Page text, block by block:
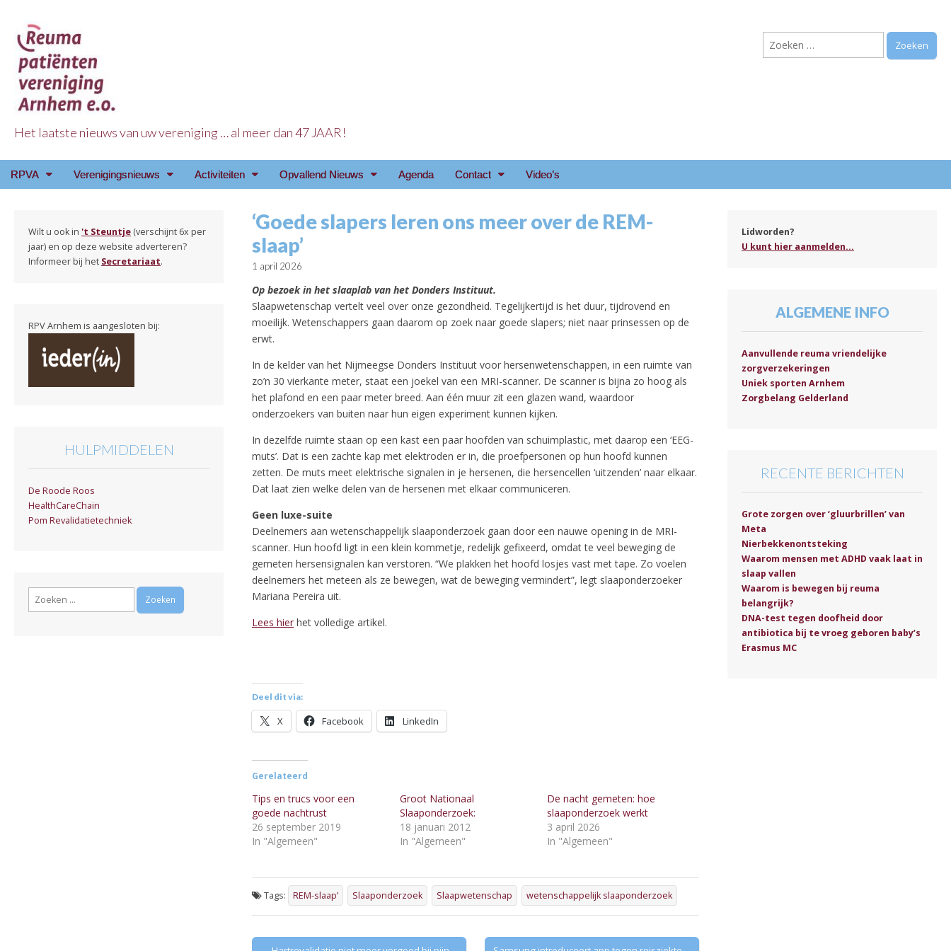
Reuma Patienten Vereniging Arnhem e.o.
Het laatste nieuws van uw vereniging … al meer dan 47 JAAR!
Zoeken
naar:
Main
Skip
RPVA Verenigingsnieuws Activiteiten Opvallend Nieuws Agenda Contact Video’s
‘Goede slapers leren ons meer over de REM-
slaap’
1 april 2026
Op bezoek in het slaaplab van het Donders Instituut.
Slaapwetenschap vertelt veel over onze gezondheid. Tegelijkertijd is het duur, tijdrovend en
moeilijk. Wetenschappers gaan daarom op zoek naar goede slapers; niet naar prinsessen op de
erwt.
In de kelder van het Nijmeegse Donders Instituut voor hersenwetenschappen, in een ruimte van
zo’n 30 vierkante meter, staat een joekel van een MRI-scanner. De scanner is bijna zo hoog als
het plafond en een paar meter breed. Aan één muur zit een glazen wand, waardoor
onderzoekers van buiten naar hun eigen experiment kunnen kijken.
In dezelfde ruimte staan op een kast een paar hoofden van schuimplastic, met daarop een ‘EEG-
muts’. Dat is een zachte kap met elektroden er in, die proefpersonen op hun hoofd kunnen
zetten. De muts meet elektrische signalen in je hersenen, die hersencellen ‘uitzenden’ naar elkaar.
Dat laat zien welke delen van de hersenen met elkaar communiceren.
Geen luxe-suite
Deelnemers aan wetenschappelijk slaaponderzoek gaan door een nauwe opening in de MRI-
scanner. Hun hoofd ligt in een klein kommetje, redelijk gefixeerd, omdat te veel beweging de
gemeten hersensignalen kan verstoren. “We plakken het hoofd losjes vast met tape. Zo voelen
deelnemers het meteen als ze bewegen, wat de beweging vermindert”, legt slaaponderzoeker
Mariana Pereira uit.
Lees hier het volledige artikel.
Deel dit via:
X Facebook LinkedIn
Gerelateerd
Tips en trucs voor een
goede nachtrust
26 september 2019
In "Algemeen"
Groot Nationaal
Slaaponderzoek:
18 januari 2012
In "Algemeen"
De nacht gemeten: hoe
slaaponderzoek werkt
3 april 2026
In "Algemeen"
Tags: REM-slaap’ Slaaponderzoek Slaapwetenschap wetenschappelijk slaaponderzoek
Post
Wilt u ook in 't Steuntje (verschijnt 6x per
jaar) en op deze website adverteren?
Informeer bij het Secretariaat.
RPV Arnhem is aangesloten bij:
HULPMIDDELEN
De Roode Roos
HealthCareChain
Pom Revalidatietechniek
Zoeken
Lidworden?
U kunt hier aanmelden...
ALGEMENE INFO
Aanvullende reuma vriendelijke
zorgverzekeringen
Uniek sporten Arnhem
Zorgbelang Gelderland
RECENTE BERICHTEN
Grote zorgen over ‘gluurbrillen’ van
Meta
Nierbekkenontsteking
Waarom mensen met ADHD vaak laat in
slaap vallen
Waarom is bewegen bij reuma
belangrijk?
DNA-test tegen doofheid door
antibiotica bij te vroeg geboren baby’s
Erasmus MC